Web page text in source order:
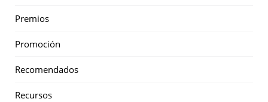
Premios
Promoción
Recomendados
Recursos